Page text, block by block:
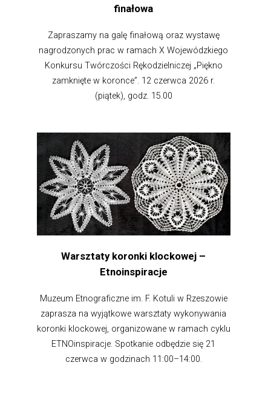
finałowa
Zapraszamy na galę finałową oraz wystawę
nagrodzonych prac w ramach X Wojewódzkiego
Konkursu Twórczości Rękodzielniczej „Piękno
zamknięte w koronce”. 12 czerwca 2026 r.
(piątek), godz. 15.00
Warsztaty koronki klockowej –
Etnoinspiracje
Muzeum Etnograficzne im. F. Kotuli w Rzeszowie
zaprasza na wyjątkowe warsztaty wykonywania
koronki klockowej, organizowane w ramach cyklu
ETNOinspiracje. Spotkanie odbędzie się 21
czerwca w godzinach 11:00–14:00.